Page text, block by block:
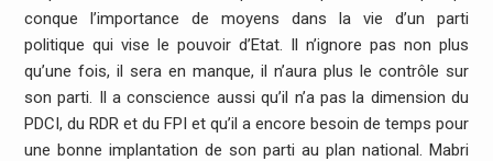
conque l’importance de moyens dans la vie d’un parti
politique qui vise le pouvoir d’Etat. Il n’ignore pas non plus
qu’une fois, il sera en manque, il n’aura plus le contrôle sur
son parti. Il a conscience aussi qu’il n’a pas la dimension du
PDCI, du RDR et du FPI et qu’il a encore besoin de temps pour
une bonne implantation de son parti au plan national. Mabri